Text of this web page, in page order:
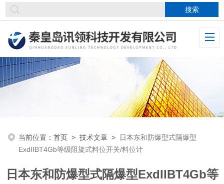
当前位置：首页 >技术文章 > 日本东和防爆型式隔爆型
ExdIIBT4Gb等级阻旋式料位开关/料位计
日本东和防爆型式隔爆型ExdIIBT4Gb等